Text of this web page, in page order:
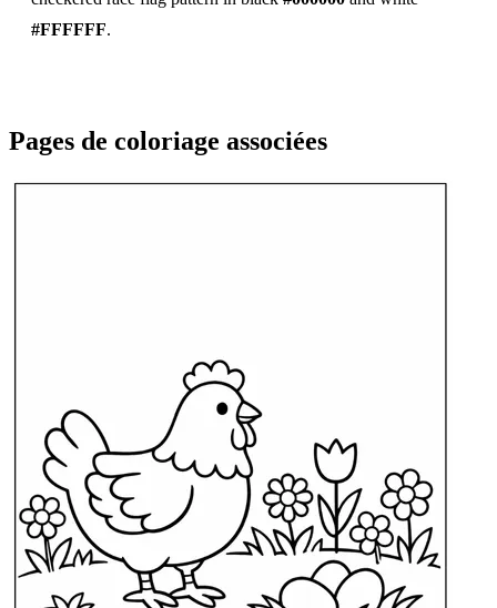
#FFFFFF.
Pages de coloriage associées